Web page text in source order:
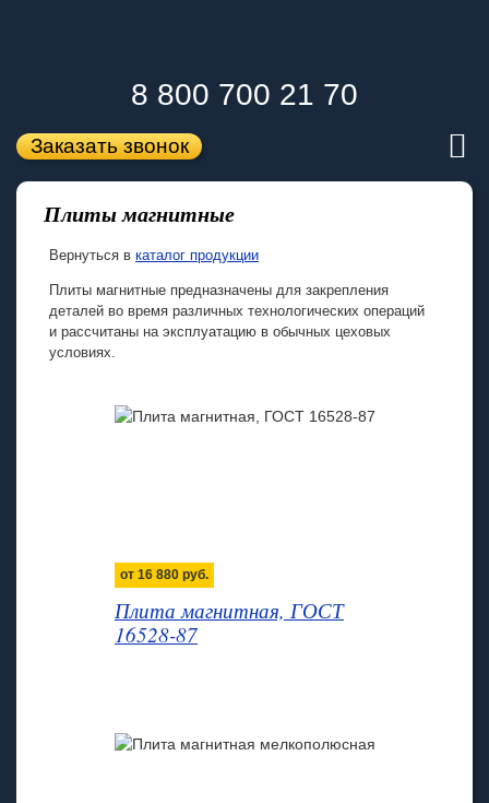
8 800 700 21 70
Заказать звонок
Плиты магнитные
Вернуться в каталог продукции
Плиты магнитные предназначены для закрепления
деталей во время различных технологических операций
и рассчитаны на эксплуатацию в обычных цеховых
условиях.
от 16 880руб.
Плита магнитная, ГОСТ
16528-87